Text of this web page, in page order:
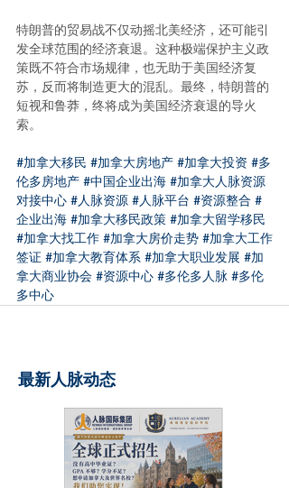
特朗普的贸易战不仅动摇北美经济，还可能引
发全球范围的经济衰退。这种极端保护主义政
策既不符合市场规律，也无助于美国经济复
苏，反而将制造更大的混乱。最终，特朗普的
短视和鲁莽，终将成为美国经济衰退的导火
索。
#加拿大移民 #加拿大房地产 #加拿大投资 #多
伦多房地产 #中国企业出海 #加拿大人脉资源
对接中心 #人脉资源 #人脉平台 #资源整合 #
企业出海 #加拿大移民政策 #加拿大留学移民
#加拿大找工作 #加拿大房价走势 #加拿大工作
签证 #加拿大教育体系 #加拿大职业发展 #加
拿大商业协会 #资源中心 #多伦多人脉 #多伦
多中心
最新人脉动态